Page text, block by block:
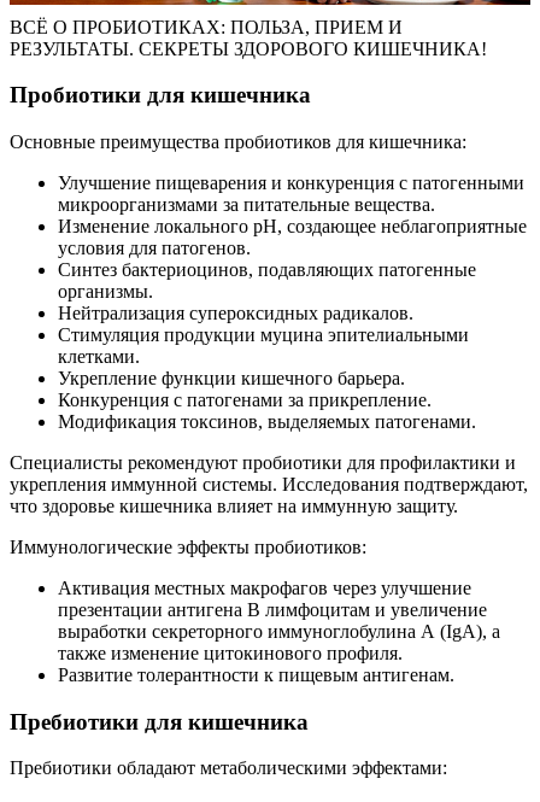
ВСЁ О ПРОБИОТИКАХ: ПОЛЬЗА, ПРИЕМ И
РЕЗУЛЬТАТЫ. СЕКРЕТЫ ЗДОРОВОГО КИШЕЧНИКА!
Пробиотики для кишечника
Основные преимущества пробиотиков для кишечника:
Улучшение пищеварения и конкуренция с патогенными
микроорганизмами за питательные вещества.
Изменение локального pH, создающее неблагоприятные
условия для патогенов.
Синтез бактериоцинов, подавляющих патогенные
организмы.
Нейтрализация супероксидных радикалов.
Стимуляция продукции муцина эпителиальными
клетками.
Укрепление функции кишечного барьера.
Конкуренция с патогенами за прикрепление.
Модификация токсинов, выделяемых патогенами.
Специалисты рекомендуют пробиотики для профилактики и
укрепления иммунной системы. Исследования подтверждают,
что здоровье кишечника влияет на иммунную защиту.
Иммунологические эффекты пробиотиков:
Активация местных макрофагов через улучшение
презентации антигена В лимфоцитам и увеличение
выработки секреторного иммуноглобулина А (IgA), а
также изменение цитокинового профиля.
Развитие толерантности к пищевым антигенам.
Пребиотики для кишечника
Пребиотики обладают метаболическими эффектами: